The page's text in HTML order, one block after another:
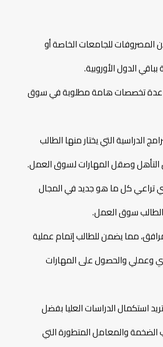
من المصروفات للجامعات الخاصة أو
الدول الأوروبية.
عدة تخصصات هامة مطلوبة في سوق
الدراسية التي يختار منها الطالب
وصقل المهارات لسوق العمل.
تراعي كل ما هو جديد في المجال
سوق العمل.
مما يضمن للطالب إتمام عملية
وعملي والحصول على المهارات
استكمال الدراسات العليا بفضل
الضخمة والمعامل المتطورة التي